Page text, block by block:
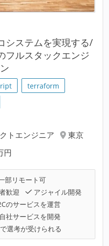
システムを実現する/
フルスタックエンジ
terraform
トエンジニア
東京
円
部リモート可
歓迎
アジャイル開発
のサービスを運営
自社サービスを開発
選考が受けられる